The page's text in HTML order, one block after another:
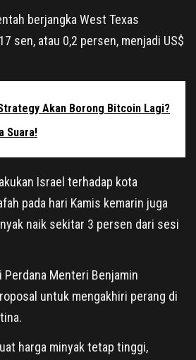
berjangka West Texas
sen, atau 0,2 persen, menjadi US$
Akan Borong Bitcoin Lagi?
Suara!
Israel terhadap kota
pada hari Kamis kemarin juga
naik sekitar 3 persen dari sesi
Menteri Benjamin
untuk mengakhiri perang di
harga minyak tetap tinggi,